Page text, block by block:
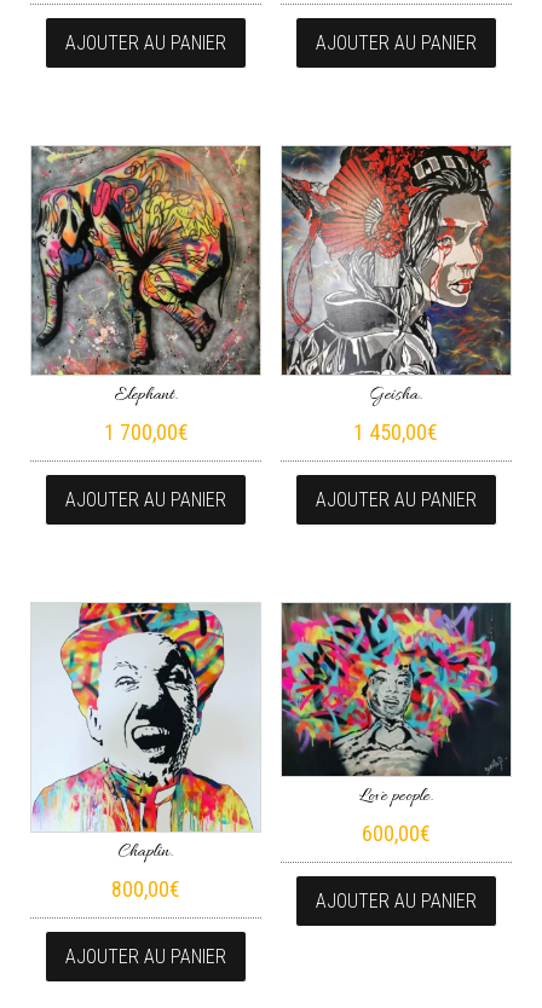
AJOUTER AU PANIER AJOUTER AU PANIER
Elephant.
1 700,00€
AJOUTER AU PANIER
Geisha.
1 450,00€
AJOUTER AU PANIER
Chaplin.
800,00€
AJOUTER AU PANIER
Love people.
600,00€
AJOUTER AU PANIER